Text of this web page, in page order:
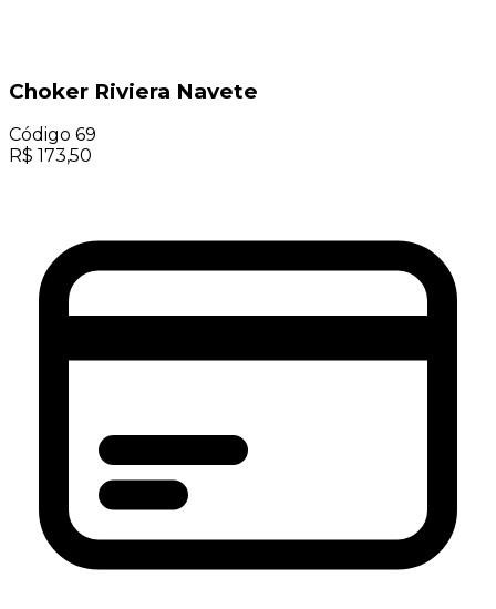
Choker Riviera Navete
Código 69
R$ 173,50